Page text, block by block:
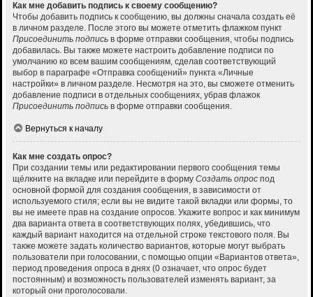
Как мне добавить подпись к своему сообщению?
Чтобы добавить подпись к сообщению, вы должны сначала создать её
в личном разделе. После этого вы можете отметить флажком пункт
Присоединить подпись в форме отправки сообщения, чтобы подпись
добавилась. Вы также можете настроить добавление подписи по
умолчанию ко всем вашим сообщениям, сделав соответствующий
выбор в параграфе «Отправка сообщений» пункта «Личные
настройки» в личном разделе. Несмотря на это, вы сможете отменить
добавление подписи в отдельных сообщениях, убрав флажок
Присоединить подпись в форме отправки сообщения.
Вернуться к началу
Как мне создать опрос?
При создании темы или редактировании первого сообщения темы
щёлкните на вкладке или перейдите в форму Создать опрос под
основной формой для создания сообщения, в зависимости от
используемого стиля; если вы не видите такой вкладки или формы, то
вы не имеете прав на создание опросов. Укажите вопрос и как минимум
два варианта ответа в соответствующих полях, убедившись, что
каждый вариант находится на отдельной строке текстового поля. Вы
также можете задать количество вариантов, которые могут выбрать
пользователи при голосовании, с помощью опции «Вариантов ответа»,
период проведения опроса в днях (0 означает, что опрос будет
постоянным) и возможность пользователей изменять вариант, за
который они проголосовали.